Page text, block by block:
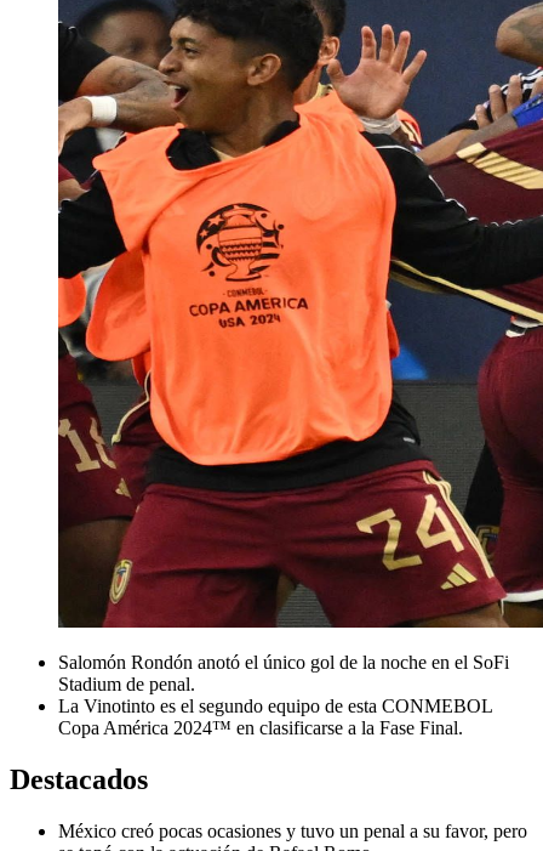
Salomón Rondón anotó el único gol de la noche en el SoFi
Stadium de penal.
La Vinotinto es el segundo equipo de esta CONMEBOL
Copa América 2024™ en clasificarse a la Fase Final.
Destacados
México creó pocas ocasiones y tuvo un penal a su favor, pero